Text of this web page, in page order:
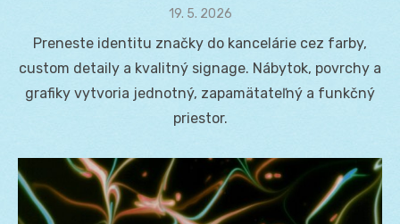
Posted
19. 5. 2026
Preneste identitu značky do kancelárie cez farby,
custom detaily a kvalitný signage. Nábytok, povrchy a
grafiky vytvoria jednotný, zapamätateľný a funkčný
priestor.